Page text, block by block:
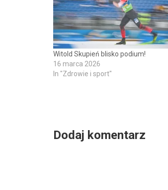
Witold Skupień blisko podium!
16 marca 2026
In "Zdrowie i sport"
Dodaj komentarz